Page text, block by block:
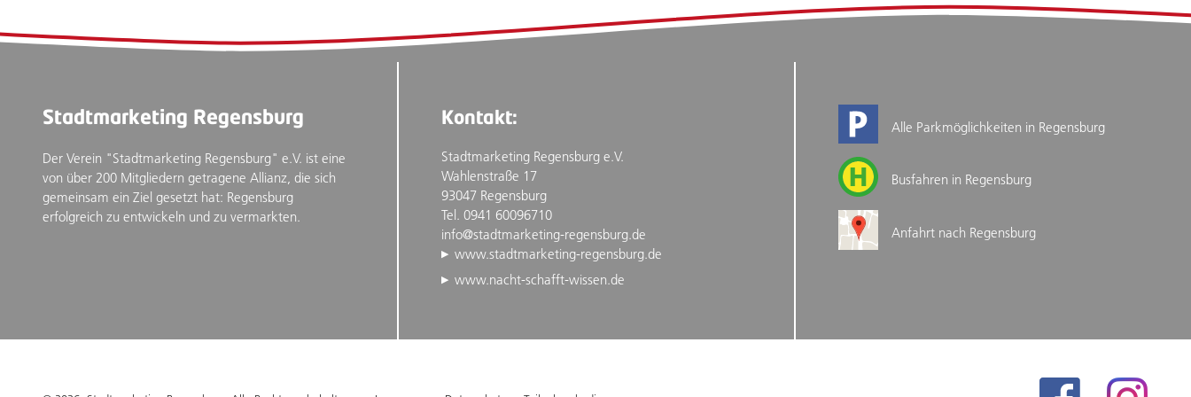
Stadtmarketing Regensburg
Der Verein "Stadtmarketing Regensburg" e.V. ist eine
von über 200 Mitgliedern getragene Allianz, die sich
gemeinsam ein Ziel gesetzt hat: Regensburg
erfolgreich zu entwickeln und zu vermarkten.
Kontakt:
Stadtmarketing Regensburg e.V.
Wahlenstraße 17
93047 Regensburg
Tel. 0941 60096710
info@stadtmarketing-regensburg.de
www.stadtmarketing-regensburg.de
www.nacht-schafft-wissen.de
Alle Parkmöglichkeiten in Regensburg
Busfahren in Regensburg
Anfahrt nach Regensburg